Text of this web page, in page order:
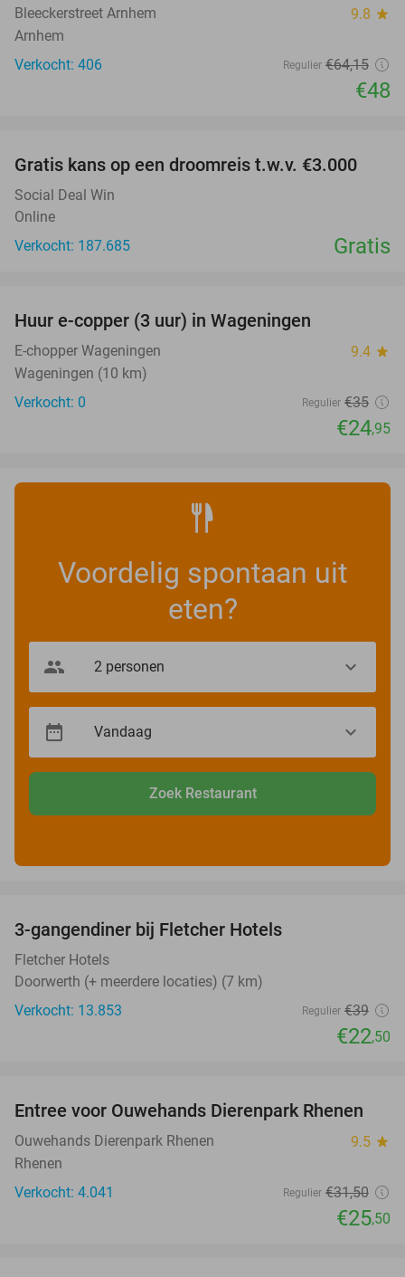
Bleeckerstreet Arnhem 9.8 star
Arnhem
Verkocht: 406
Regulier €64,15
€48
Gratis kans op een droomreis t.w.v. €3.000
Social Deal Win
Online
Verkocht: 187.685
Gratis
TODAY
Huur e-copper (3 uur) in Wageningen
E-chopper Wageningen 9.4 star
Wageningen (10 km)
Verkocht: 0
Regulier €35
€24,95
Voordelig spontaan uit
eten?
Zoek Restaurant
3-gangendiner bij Fletcher Hotels
Fletcher Hotels
Doorwerth (+ meerdere locaties) (7 km)
Verkocht: 13.853
Regulier €39
€22,50
19%
Entree voor Ouwehands Dierenpark Rhenen
Ouwehands Dierenpark Rhenen 9.5 star
Rhenen
Verkocht: 4.041
Regulier €31,50
€25,50